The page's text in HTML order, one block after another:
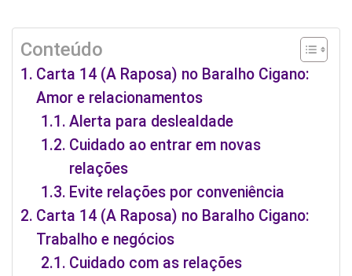
Conteúdo
Carta 14 (A Raposa) no Baralho Cigano:
Amor e relacionamentos
Alerta para deslealdade
Cuidado ao entrar em novas
relações
Evite relações por conveniência
Carta 14 (A Raposa) no Baralho Cigano:
Trabalho e negócios
Cuidado com as relações